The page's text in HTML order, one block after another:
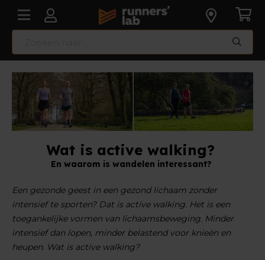
Wat is active walking?
En waarom is wandelen interessant?
Een gezonde geest in een gezond lichaam zonder
intensief te sporten? Dat is active walking. Het is een
toegankelijke vormen van lichaamsbeweging. Minder
intensief dan lopen, minder belastend voor knieën en
heupen. Wat is active walking?